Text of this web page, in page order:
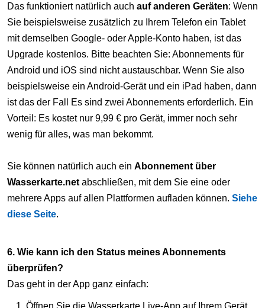
Das funktioniert natürlich auch auf anderen Geräten: Wenn
Sie beispielsweise zusätzlich zu Ihrem Telefon ein Tablet
mit demselben Google- oder Apple-Konto haben, ist das
Upgrade kostenlos. Bitte beachten Sie: Abonnements für
Android und iOS sind nicht austauschbar. Wenn Sie also
beispielsweise ein Android-Gerät und ein iPad haben, dann
ist das der Fall Es sind zwei Abonnements erforderlich. Ein
Vorteil: Es kostet nur 9,99 € pro Gerät, immer noch sehr
wenig für alles, was man bekommt.
Sie können natürlich auch ein Abonnement über
Wasserkarte.net abschließen, mit dem Sie eine oder
mehrere Apps auf allen Plattformen aufladen können. Siehe
diese Seite.
6. Wie kann ich den Status meines Abonnements
überprüfen?
Das geht in der App ganz einfach:
Öffnen Sie die Wasserkarte Live-App auf Ihrem Gerät.